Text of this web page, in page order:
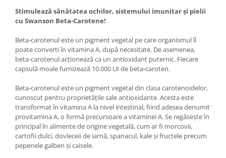
Nutrend
Olimp Sport Nutrition
Optimum Nutrition
Osavi
PerfectShaker
PeScience
Power System
Pro Supps
Pro Tan
Puritan`s Pride
Stimulează sănătatea ochilor, sistemului imunitar și pielii
cu Swanson Beta-Carotene!
Beta-carotenul este un pigment vegetal pe care organismul îl
poate converti în vitamina A, după necesitate. De asemenea,
beta-carotenul acționează ca un antioxidant puternic. Fiecare
capsulă moale furnizează 10.000 UI de beta-caroten.
Beta-carotenul este un pigment vegetal din clasa carotenoidelor,
cunoscut pentru proprietățile sale antioxidante. Acesta este
transformat în vitamina A la nivel intestinal, fiind adesea denumit
provitamina A, o formă precursoare a vitaminei A. Se regăsește în
principal în alimente de origine vegetală, cum ar fi morcovii,
cartofii dulci, dovleceii de iarnă, spanacul, kale și fructele precum
pepenele galben și caisele.